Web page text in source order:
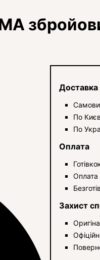
Доставка
По
По
Оплата
Оплата
Захист